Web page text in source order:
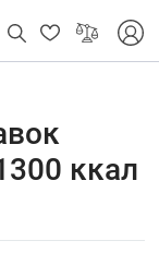
ккал